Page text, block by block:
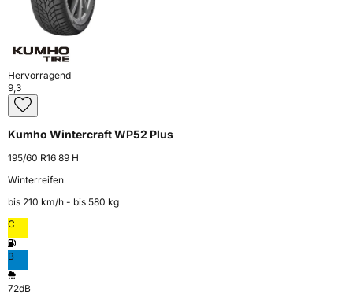
Hervorragend
9,3
Kumho Wintercraft WP52 Plus
195/60 R16 89 H
Winterreifen
bis 210 km⁠/⁠h - bis 580 kg
C
B
72dB